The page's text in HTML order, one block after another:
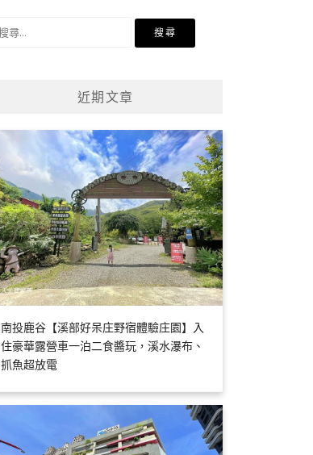
近期文章
南投鹿谷【溪部好呆庄野宿體驗庄園】入
住豪華露營車一泊二食醬玩，溪水瀑布、
抓魚超放電